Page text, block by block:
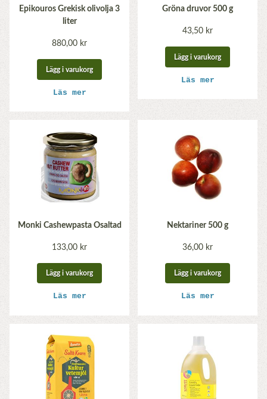
Epikouros Grekisk olivolja 3
liter
880,00 kr
Lägg i varukorg
Läs mer
Gröna druvor 500 g
43,50 kr
Lägg i varukorg
Läs mer
Monki Cashewpasta Osaltad
133,00 kr
Lägg i varukorg
Läs mer
Nektariner 500 g
36,00 kr
Lägg i varukorg
Läs mer